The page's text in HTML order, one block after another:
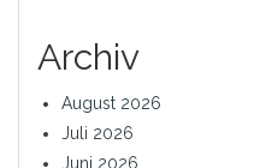
Archiv
August 2026
Juli 2026
Juni 2026